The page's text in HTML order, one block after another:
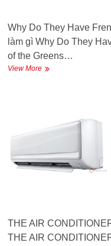
Why Do They Have
làm gì Why Do They
of the Greens…
View MoreWhy
tiếng
Pháp
THE AIR
THE AIR